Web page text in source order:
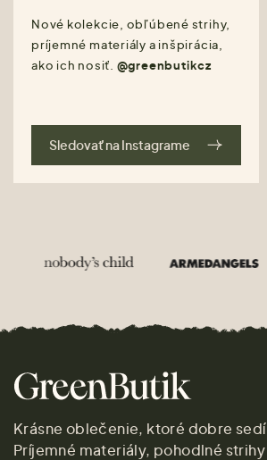
Nové kolekcie, obľúbené strihy,
príjemné materiály a inšpirácia,
ako ich nosiť. @greenbutikcz
Sledovať na Instagrame
Krásne oblečenie, ktoré dobre sedí.
Príjemné materiály, pohodlné strihy